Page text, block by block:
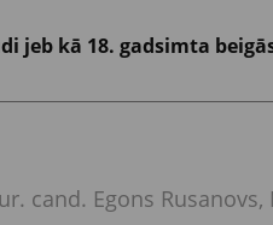
jeb kā 18. gadsimta
cand. Egons